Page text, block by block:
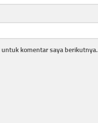
komentar saya berikutnya.